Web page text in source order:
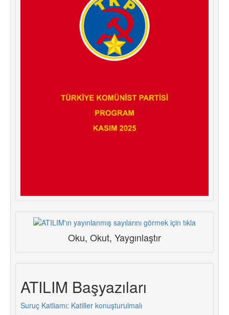
Oku, Okut, Yaygınlaştır
ATILIM Başyazıları
Suruç Katliamı: Katiller konuşturulmalı